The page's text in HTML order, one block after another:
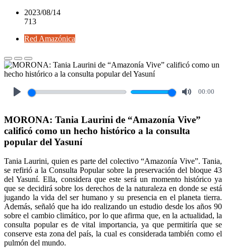
2023/08/14
713
Red Amazónica
00:00
MORONA: Tania Laurini de “Amazonía Vive”
calificó como un hecho histórico a la consulta
popular del Yasuní
Tania Laurini, quien es parte del colectivo “Amazonía Vive”. Tania,
se refirió a la Consulta Popular sobre la preservación del bloque 43
del Yasuní. Ella, considera que este será un momento histórico ya
que se decidirá sobre los derechos de la naturaleza en donde se está
jugando la vida del ser humano y su presencia en el planeta tierra.
Además, señaló que ha ido realizando un estudio desde los años 90
sobre el cambio climático, por lo que afirma que, en la actualidad, la
consulta popular es de vital importancia, ya que permitiría que se
conserve esta zona del país, la cual es considerada también como el
pulmón del mundo.